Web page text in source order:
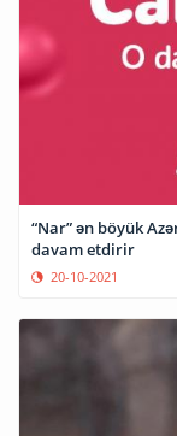
“Nar” ən böyük
davam etdirir
20-10-2021